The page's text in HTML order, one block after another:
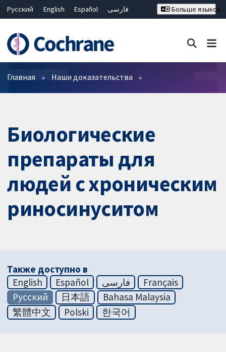
Русский English Español
فارسی
Bahasa Malaysia
ไทย
繁體中文
简体中文
Больше языков
Фильтры
Главная Наши доказательства
Биологические
препараты для
людей с хроническим
риносинуситом
Также доступно в
English
Español فارسی
Français
Русский
日本語
Bahasa Malaysia
繁體中文
Polski 한국어